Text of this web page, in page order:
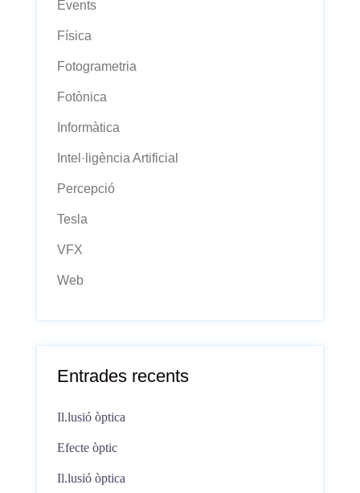
Events
Física
Fotogrametria
Fotònica
Informàtica
Intel·ligència Artificial
Percepció
Tesla
VFX
Web
Entrades recents
Il.lusió òptica
Efecte òptic
Il.lusió òptica